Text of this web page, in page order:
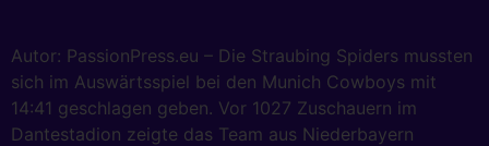
Autor: PassionPress.eu – Die Straubing Spiders mussten
sich im Auswärtsspiel bei den Munich Cowboys mit
14:41 geschlagen geben. Vor 1027 Zuschauern im
Dantestadion zeigte das Team aus Niederbayern